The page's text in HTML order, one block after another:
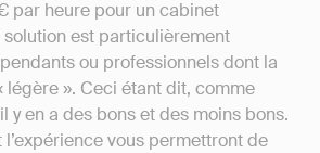
par heure pour un cabinet
est particulièrement
ou professionnels dont la
». Ceci étant dit, comme
y en a des bons et des moins bons.
vous permettront de